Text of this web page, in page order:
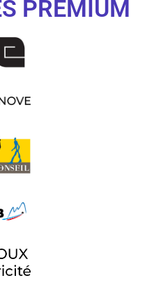
PREMIUM